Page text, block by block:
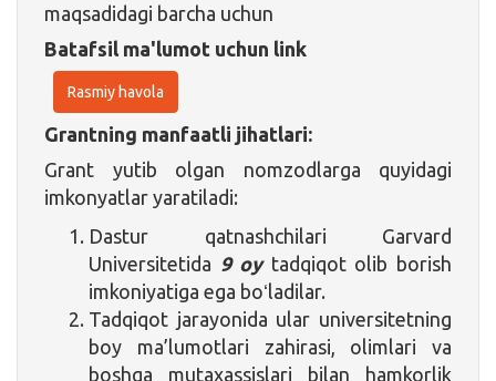
maqsadidagi barcha uchun
Batafsil ma'lumot uchun link
Rasmiy havola
Grantning manfaatli jihatlari:
Grant yutib olgan nomzodlarga quyidagi
imkonyatlar yaratiladi:
Dastur qatnashchilari Garvard
Universitetida 9 oytadqiqot olib borish
imkoniyatiga ega boʻladilar.
Tadqiqot jarayonida ular universitetning
boy ma’lumotlari zahirasi, olimlari va
boshqa mutaxassislari bilan hamkorlik